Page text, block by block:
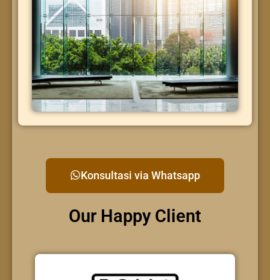
Konsultasi via Whatsapp
Our Happy Client